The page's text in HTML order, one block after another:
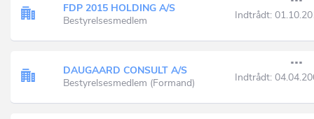
FDP 2015 HOLDING A/S
Bestyrelsesmedlem
Indtrådt:
DAUGAARD CONSULT A/S
Bestyrelsesmedlem (Formand)
Indtrådt: